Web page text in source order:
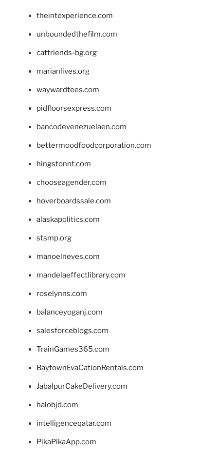
theintexperience.com
unboundedthefilm.com
catfriends-bg.org
marianlives.org
waywardtees.com
pidfloorsexpress.com
bancodevenezuelaen.com
bettermoodfoodcorporation.com
hingstonnt.com
chooseagender.com
hoverboardssale.com
alaskapolitics.com
stsmp.org
manoelneves.com
mandelaeffectlibrary.com
roselynns.com
balanceyoganj.com
salesforceblogs.com
TrainGames365.com
BaytownEvaCationRentals.com
JabalpurCakeDelivery.com
halobjd.com
intelligenceqatar.com
PikaPikaApp.com